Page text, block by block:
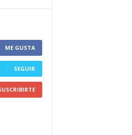
ME GUSTA
SEGUIR